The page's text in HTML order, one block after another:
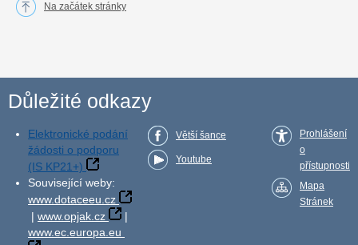
Na začátek stránky
Důležité odkazy
Elektronické podání
žádosti o podporu
(IS KP21+)
Související weby:
www.dotaceeu.cz
| www.opjak.cz
|
www.ec.europa.eu
Větší šance
Youtube
Prohlášení
o
přístupnosti
Mapa
Stránek